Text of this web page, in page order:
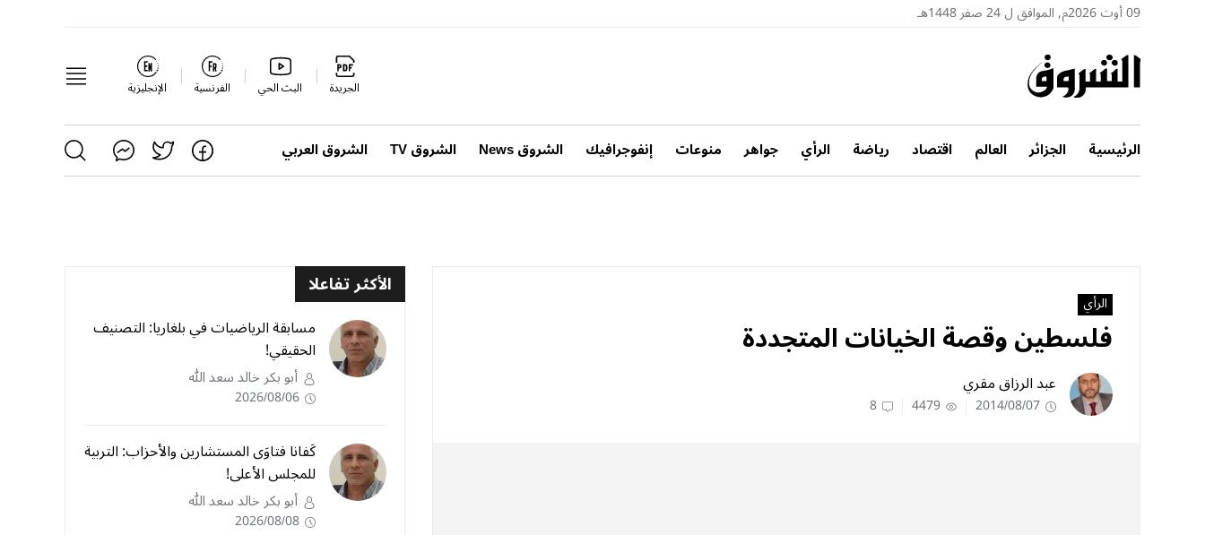
09 أوت 2026م, الموافق ل 24 صفر 1448هـ
الجريدة البث الحي الفرنسية الإنجليزية
الرئيسية الجزائر العالم اقتصاد رياضة الرأي جواهر منوعات إنفوجرافيك الشروق News الشروق TV الشروق العربي
الرأي
فلسطين وقصة الخيانات المتجددة
عبد الرزاق مقري
2014/08/07
4479
8
الأكثر تفاعلا
مسابقة الرياضيات في بلغاريا: التصنيف
الحقيقي!
أبو بكر خالد سعد الله
2026/08/06
كَفانا فتاوَى المستشارين والأحزاب: التربية
للمجلس الأعلى!
أبو بكر خالد سعد الله
2026/08/08